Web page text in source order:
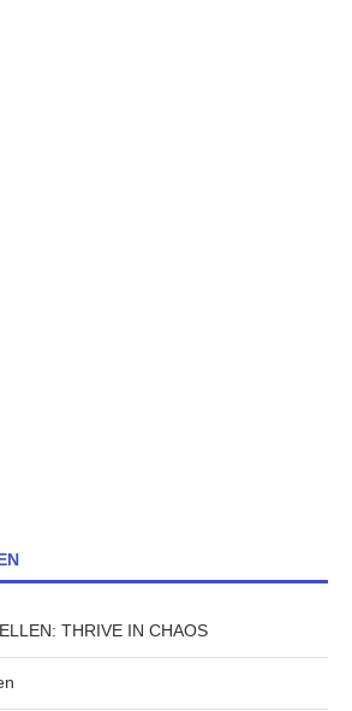
THRIVE IN CHAOS